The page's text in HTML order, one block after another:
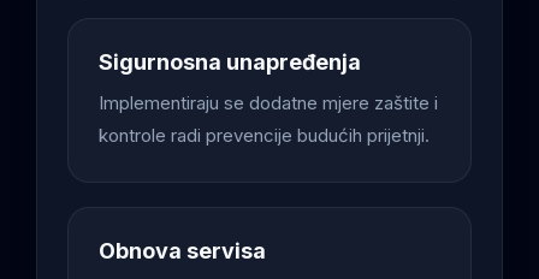
Sigurnosna unapređenja
Implementiraju se dodatne mjere zaštite i
kontrole radi prevencije budućih prijetnji.
Obnova servisa